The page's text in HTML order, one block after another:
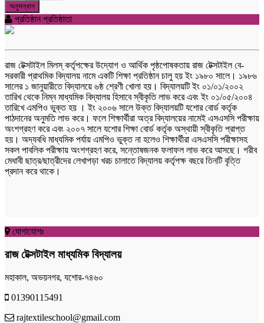
অনুসন্ধান
প্রতিষ্ঠান প্রতিষ্ঠাতা
রাজ টেক্সটাইল মিলস্ কর্তৃপক্ষের উদ্যোগ ও আর্থিক পৃষ্ঠপোষকতায় রাজ টেক্সটাইল বে-
সরকারী প্রাথমিক বিদ্যালয় নামে একটি শিক্ষা প্রতিষ্ঠান চালু হয় ইং ১৯৮০ সালে। ১৯৮৬
সালের ১ জানুয়ারীতে বিদ্যালয়ে ৬ষ্ঠ শ্রেণী খোলা হয়। বিদ্যালয়টি ইং ০১/০১/২০০২
তারিখ থেকে নিম্ন মাধ্যমিক বিদ্যালয় হিসাবে স্বীকৃতি লাভ করে এবং ইং ০১/০৫/২০০৪
তারিখে এমপিও ভুক্ত হয় । ইং ২০০৬ সালে উক্ত বিদ্যালয়টি যশোর বোর্ড কর্তৃক
পাঠদানের অনুমতি লাভ করে। ফলে শিক্ষার্থীরা অত্র বিদ্যালয়ের নামেই এসএসসি পরীক্ষায়
অংশগ্রহণ করে এবং ২০০৭ সালে যশোর শিক্ষা বোর্ড কর্তৃক অস্থায়ী স্বীকৃতি প্রাপ্ত
হয়। অদ্যবধি মাধ্যমিক পর্যায় এমপিও ভুক্ত না হলেও শিক্ষার্থীরা এসএসসি পরীক্ষাসহ
সকল পাবলিক পরীক্ষায় অংশগ্রহণ করে, সন্তোষজনক ফলাফল লাভ করে আসছে। গরীব
মেধাবী ছাত্র/ছাত্রীদের লেখাপড়া খরচ চালাতে বিদ্যালয় কর্তৃপক্ষ বছরে তিনটি বৃত্তি
প্রদান করে থাকে।
যোগাযোগঃ
রাজ টেক্সটাইল মাধ্যমিক বিদ্যালয়
মহাকাল, অভয়নগর, যশোর-৭৪৬০
01390115491
rajtextileschool@gmail.com